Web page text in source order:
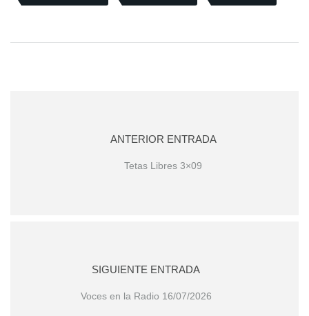
ANTERIOR ENTRADA
Tetas Libres 3×09
SIGUIENTE ENTRADA
Voces en la Radio 16/07/2026